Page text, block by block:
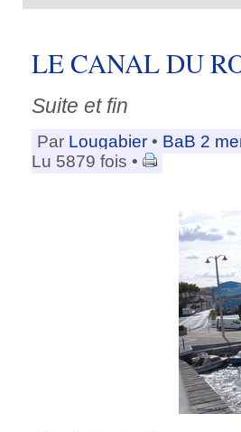
LE CANAL DU
Suite et fin
Par Lougabier • BaB 2
Lu 5879 fois •